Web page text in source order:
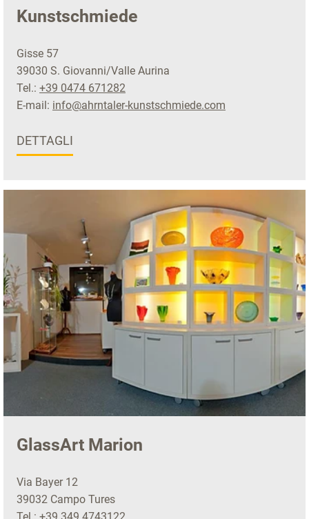
Kunstschmiede
Gisse 57
39030 S. Giovanni/Valle Aurina
Tel.: +39 0474 671282
E-mail: info@ahrntaler-kunstschmiede.com
DETTAGLI
GlassArt Marion
Via Bayer 12
39032 Campo Tures